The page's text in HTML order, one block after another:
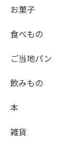
お菓子
食べもの
ご当地パン
飲みもの
本
雑貨